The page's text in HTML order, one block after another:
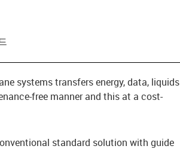
systems transfers energy, data, liquids
free manner and this at a cost-
standard solution with guide